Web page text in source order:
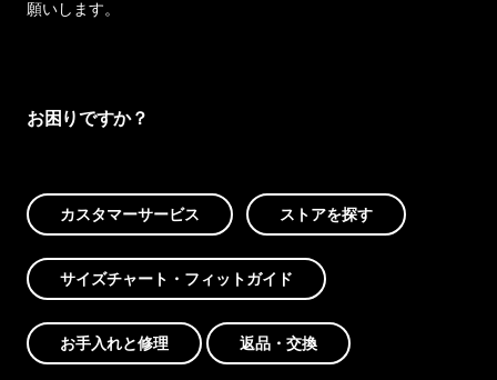
願いします。
お困りですか？
カスタマーサービス ストアを探す
サイズチャート・フィットガイド
お手入れと修理 返品・交換